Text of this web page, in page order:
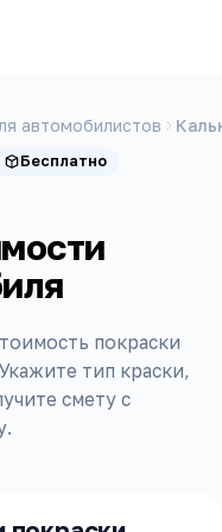
автомобилистов
Бесплатно
покраски
тип краски,
смету с